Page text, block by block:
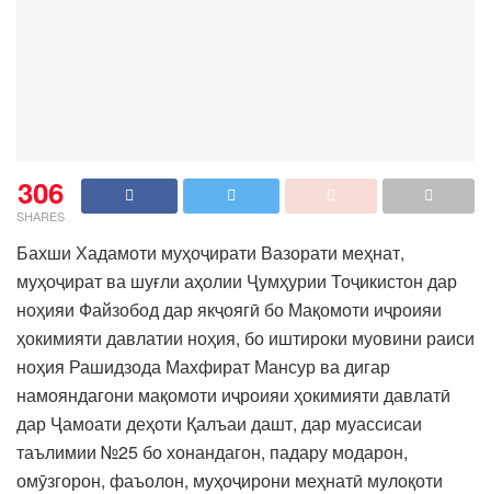
306
SHARES
Бахши Хадамоти муҳоҷирати Вазорати меҳнат,
муҳоҷират ва шуғли аҳолии Ҷумҳурии Тоҷикистон дар
ноҳияи Файзобод дар якҷоягӣ бо Мақомоти иҷроияи
ҳокимияти давлатии ноҳия, бо иштироки муовини раиси
ноҳия Рашидзода Махфират Мансур ва дигар
намояндагони мақомоти иҷроияи ҳокимияти давлатӣ
дар Ҷамоати деҳоти Қалъаи дашт, дар муассисаи
таълимии №25 бо хонандагон, падару модарон,
омӯзгорон, фаъолон, муҳоҷирони меҳнатӣ мулоқоти